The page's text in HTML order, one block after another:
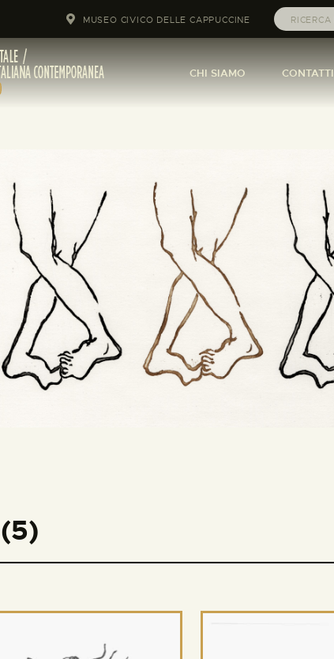
MUSEO CIVICO DELLE CAPPUCCINE
CHI SIAMO CONTATTI